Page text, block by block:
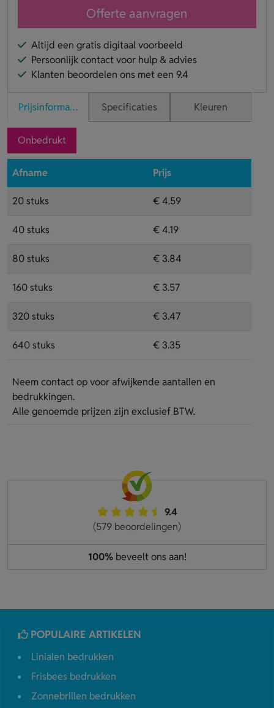
Offerte aanvragen
Altijd een gratis digitaal voorbeeld
Persoonlijk contact voor hulp & advies
Klanten beoordelen ons met een 9.4
Prijsinformatie Specificaties Kleuren
Onbedrukt
Afname Prijs
20 stuks € 4.59
40 stuks € 4.19
80 stuks € 3.84
160 stuks € 3.57
320 stuks € 3.47
640 stuks € 3.35
Neem contact op voor afwijkende aantallen en
bedrukkingen.
Alle genoemde prijzen zijn exclusief BTW.
9.4
(579 beoordelingen)
100%beveelt ons aan!
POPULAIRE ARTIKELEN
Linialen bedrukken
Frisbees bedrukken
Zonnebrillen bedrukken